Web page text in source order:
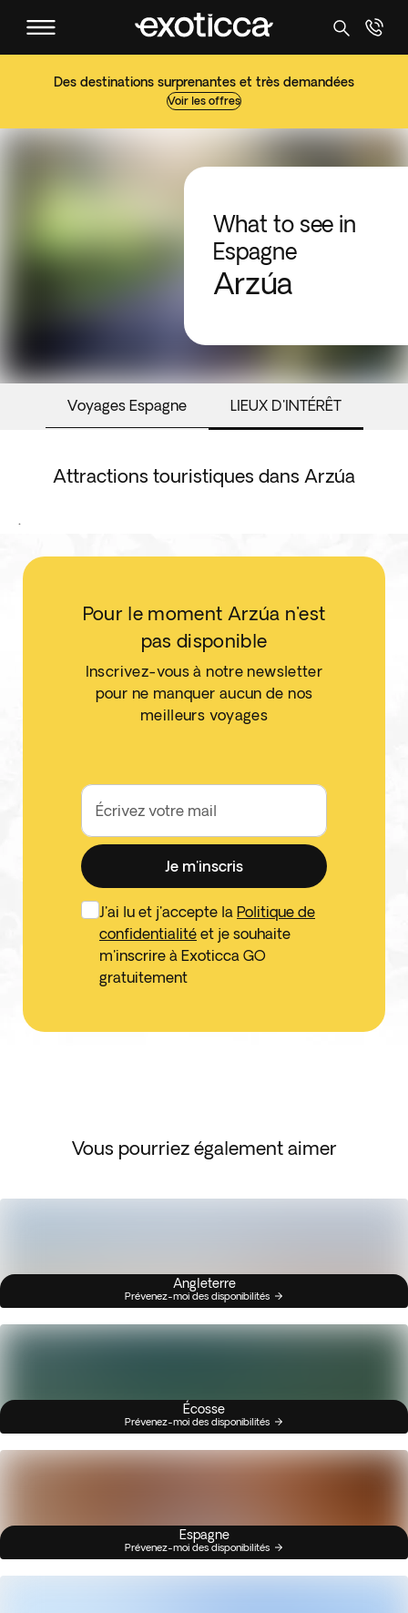
Des destinations surprenantes et très demandées
Voir les offres
What to see in
Espagne
Arzúa
Voyages Espagne LIEUX D'INTÉRÊT
Attractions touristiques dans Arzúa
.
Pour le moment Arzúa n'est
pas disponible
Inscrivez-vous à notre newsletter
pour ne manquer aucun de nos
meilleurs voyages
Écrivez votre mail
Je m'inscris
J'ai lu et j'accepte la Politique de
confidentialité et je souhaite
m'inscrire à Exoticca GO
gratuitement
Vous pourriez également aimer
Angleterre
Prévenez-moi des disponibilités
Écosse
Prévenez-moi des disponibilités
Espagne
Prévenez-moi des disponibilités